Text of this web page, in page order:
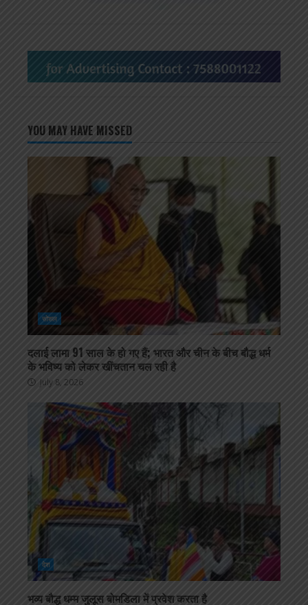
YOU MAY HAVE MISSED
सोशल
दलाई लामा 91 साल के हो गए हैं; भारत और चीन के बीच बौद्ध धर्म
के भविष्य को लेकर खींचतान चल रही है
July 8, 2026
देश
भव्य बौद्ध धम्म जुलूस बोमडिला में प्रवेश करता है